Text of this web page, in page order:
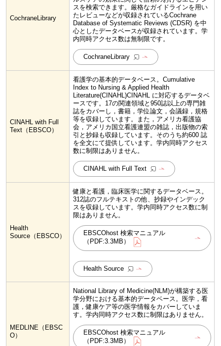
CochraneLibrary
スを検索できます。厳格なガイドラインを用い
たレビューなどが収録されているCochrane
Database of Systematic Reviews (CDSR) を中
心としたデータベースが収録されています。学
内同時アクセス数は無制限です。
CochraneLibrary
CINAHL with Full
Text（EBSCO）
看護学の基本的データベース。Cumulative
Index to Nursing & Applied Health
Literature(CINAHL)CINAHL に対応するデータベ
ースです。17の関連領域と950誌以上の専門雑
誌をカバーし，書籍，学位論文，会議録，規格
等を収録しています。また，アメリカ看護協
会，アメリカ国立看護連盟の雑誌，出版物の索
引と抄録も収録しています。そのうち約600 誌
を全文にて提供しています。学内同時アクセス
数に制限はありません。
CINAHL with Full Text
Health
Source（EBSCO）
健康と看護，臨床医学に関するデータベース。
312誌のフルテキストの他、抄録やインデック
スを収録しています。学内同時アクセス数に制
限はありません。
EBSCOhost 検索マニュアル
（PDF:3.3MB）
Health Source
MEDLINE（EBSC
O）
National Library of Medicine(NLM)が構築する医
学分野における基本的データベース。医学，看
護，健康ケア等の医学情報をカバーしていま
す。学内同時アクセス数に制限はありません。
EBSCOhost 検索マニュアル
（PDF:3.3MB）